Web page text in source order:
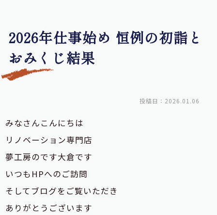
2026年仕事始め 恒例の初詣と
おみくじ結果
投稿日：2026.01.06
みなさんこんにちは
リノベーション専門店
夢工房のです大倉です
いつもHPへのご訪問
そしてブログをご覧いただき
ありがとうございます